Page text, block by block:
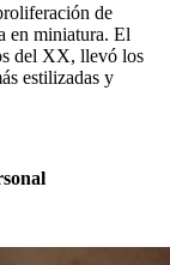
de
en miniatura. El
del XX, llevó los
estilizadas y